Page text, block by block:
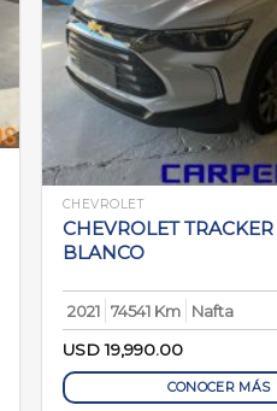
CHEVROLET
CHEVROLET TRACKER
BLANCO
2021 74541 Km
Nafta
USD19,990.00
CONOCER MÁS